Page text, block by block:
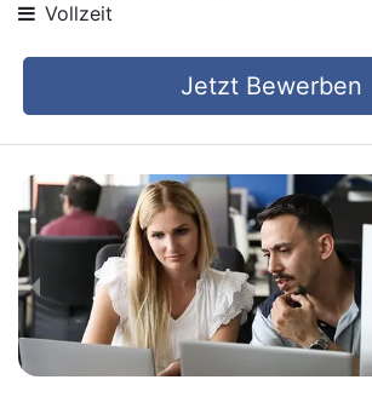
Vollzeit
Jetzt Bewerben